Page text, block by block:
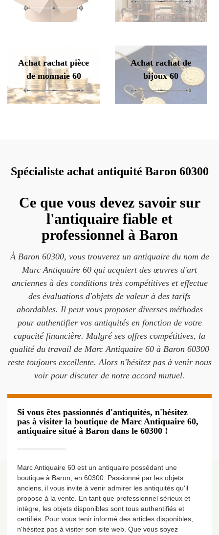
Achat rachat pièce
de monnaie 60
Achat rachat de
bijoux 60
Spécialiste achat antiquité Baron 60300
Ce que vous devez savoir sur
l'antiquaire fiable et
professionnel à Baron
À Baron 60300, vous trouverez un antiquaire du nom de
Marc Antiquaire 60 qui acquiert des œuvres d'art
anciennes à des conditions très compétitives et effectue
des évaluations d'objets de valeur à des tarifs
abordables. Il peut vous proposer diverses méthodes
pour authentifier vos antiquités en fonction de votre
capacité financière. Malgré ses offres compétitives, la
qualité du travail de Marc Antiquaire 60 à Baron 60300
reste toujours excellente. Alors n'hésitez pas à venir nous
voir pour discuter de notre accord mutuel.
Si vous êtes passionnés d'antiquités, n'hésitez
pas à visiter la boutique de Marc Antiquaire 60,
antiquaire situé à Baron dans le 60300 !
Marc Antiquaire 60 est un antiquaire possédant une
boutique à Baron, en 60300. Passionné par les objets
anciens, il vous invite à venir admirer les antiquités qu'il
propose à la vente. En tant que professionnel sérieux et
intègre, les objets disponibles sont tous authentifiés et
certifiés. Pour vous tenir informé des articles disponibles,
n'hésitez pas à visiter son site web. Que vous soyez